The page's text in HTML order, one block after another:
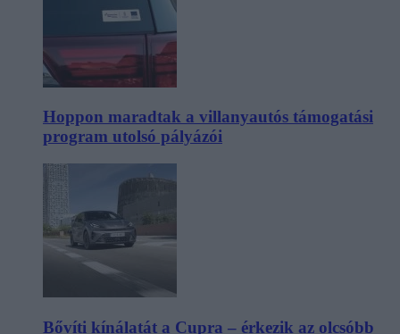
Hoppon maradtak a villanyautós támogatási
program utolsó pályázói
Bővíti kínálatát a Cupra – érkezik az olcsóbb